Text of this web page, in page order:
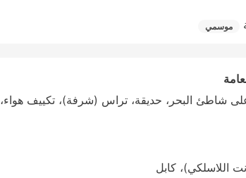
موسمي
شاطئ البحر، حديقة، تراس (شرفة)، تكييف هواء،
اللاسلكي)، كابل